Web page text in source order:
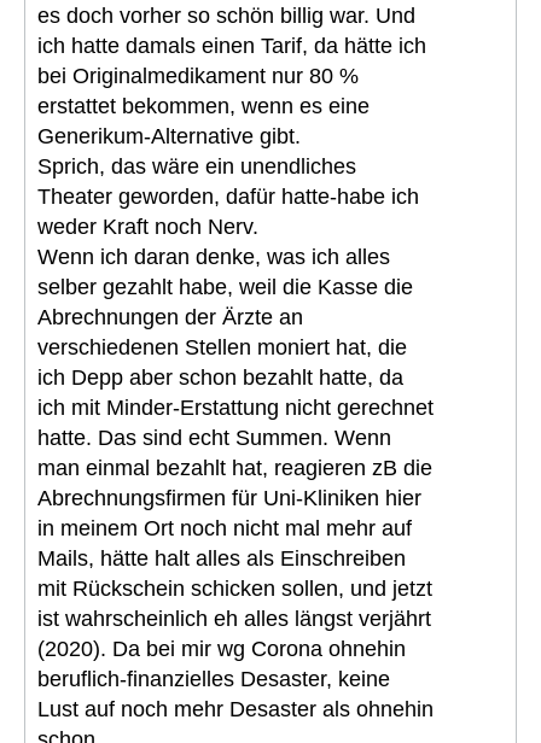
es doch vorher so schön billig war. Und
ich hatte damals einen Tarif, da hätte ich
bei Originalmedikament nur 80 %
erstattet bekommen, wenn es eine
Generikum-Alternative gibt.
Sprich, das wäre ein unendliches
Theater geworden, dafür hatte-habe ich
weder Kraft noch Nerv.
Wenn ich daran denke, was ich alles
selber gezahlt habe, weil die Kasse die
Abrechnungen der Ärzte an
verschiedenen Stellen moniert hat, die
ich Depp aber schon bezahlt hatte, da
ich mit Minder-Erstattung nicht gerechnet
hatte. Das sind echt Summen. Wenn
man einmal bezahlt hat, reagieren zB die
Abrechnungsfirmen für Uni-Kliniken hier
in meinem Ort noch nicht mal mehr auf
Mails, hätte halt alles als Einschreiben
mit Rückschein schicken sollen, und jetzt
ist wahrscheinlich eh alles längst verjährt
(2020). Da bei mir wg Corona ohnehin
beruflich-finanzielles Desaster, keine
Lust auf noch mehr Desaster als ohnehin